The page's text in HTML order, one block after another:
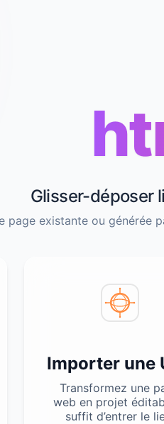
Glisser-déposer
page existante ou générée
Importer une
Transformez une
web en projet
suffit d’entrer le